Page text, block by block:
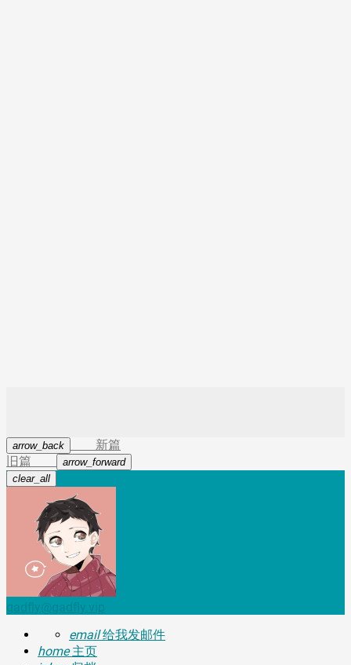
arrow_back
新篇
旧篇
arrow_forward
clear_all
gadfly@gadfly.vip
email给我发邮件
home主页